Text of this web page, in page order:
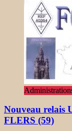
Nouveau relais
FLERS (59)